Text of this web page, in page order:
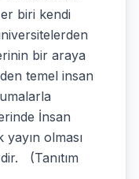
biri kendi
bir araya
temel insan
İnsan
yayın olması
(Tanıtım